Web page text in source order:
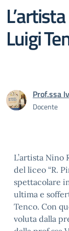
Luigi
Prof.ssa
Docente
L’artista Nino
del liceo “R.
spettacolare
ultima e
Tenco. Con
voluta dalla